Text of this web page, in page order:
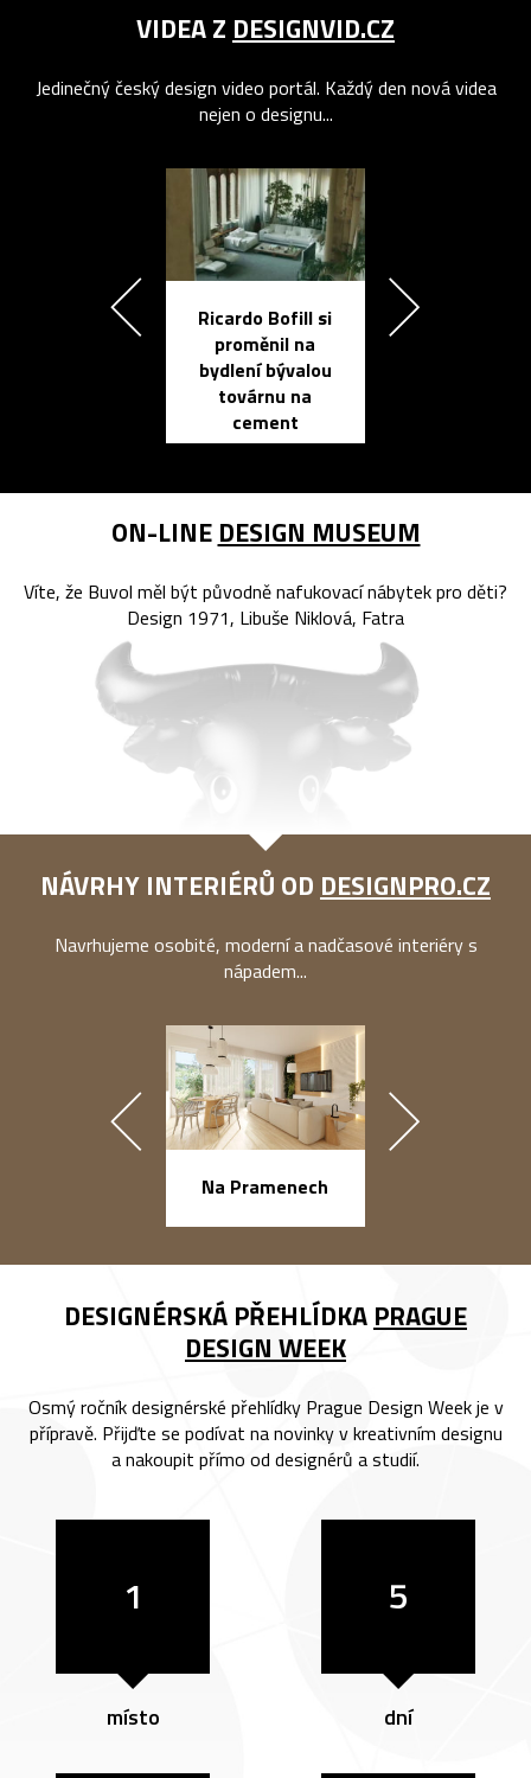
VIDEA Z DESIGNVID.CZ
Jedinečný český design video portál. Každý den nová videa
nejen o designu...
Ricardo Bofill si
proměnil na
bydlení bývalou
továrnu na
cement
ON-LINE DESIGN MUSEUM
Víte, že Buvol měl být původně nafukovací nábytek pro děti?
Design 1971, Libuše Niklová, Fatra
NÁVRHY INTERIÉRŮ OD DESIGNPRO.CZ
Navrhujeme osobité, moderní a nadčasové interiéry s
nápadem...
Na Pramenech
DESIGNÉRSKÁ PŘEHLÍDKA PRAGUE
DESIGN WEEK
Osmý ročník designérské přehlídky Prague Design Week je v
přípravě. Přijďte se podívat na novinky v kreativním designu
a nakoupit přímo od designérů a studií.
1
místo
5
dní